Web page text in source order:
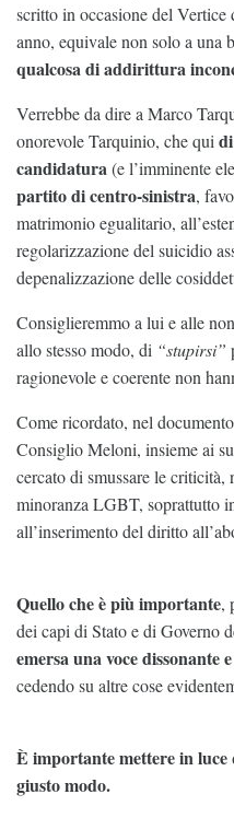
scritto in occasione del
anno, equivale non solo a una
qualcosa di addirittura
Verrebbe da dire a Marco
onorevole Tarquinio, che qui
candidatura(e l’imminente
partito di centro-sinistra,
matrimonio egualitario,
regolarizzazione del suicidio
depenalizzazione delle
Consiglieremmo a lui e alle
allo stesso modo, di “stupirsi”
ragionevole e coerente non
Come ricordato, nel
Consiglio Meloni, insieme ai
cercato di smussare le
minoranza LGBT, soprattutto
all’inserimento del diritto
Quello che è più importante,
dei capi di Stato e di Governo
emersa una voce dissonante
cedendo su altre cose
È importante mettere in luce
giusto modo.